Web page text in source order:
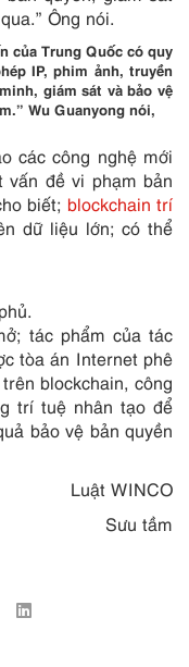
Ông nói.
của Trung Quốc có quy
IP, phim ảnh, truyền
giám sát và bảo vệ
Wu Guanyong nói,
các công nghệ mới
vấn đề vi phạm bản
biết; blockchain trí
dữ liệu lớn; có thể
tác phẩm của tác
tòa án Internet phê
blockchain, công
trí tuệ nhân tạo để
bảo vệ bản quyền
Luật WINCO
Sưu tầm